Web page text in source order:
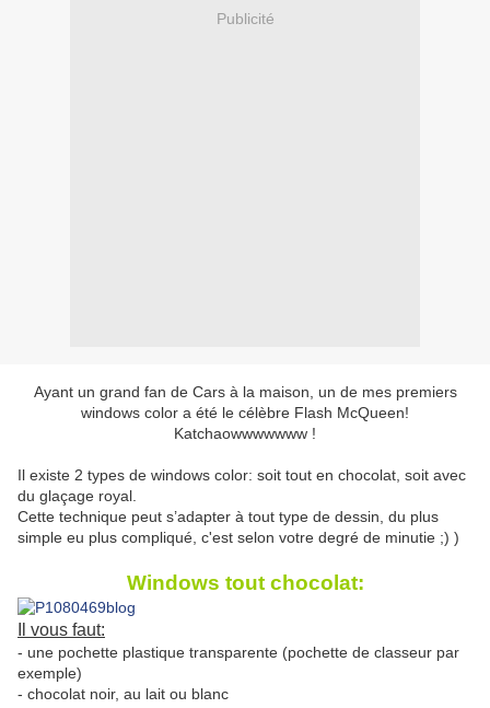
Publicité
Ayant un grand fan de Cars à la maison, un de mes premiers
windows color a été le célèbre Flash McQueen!
Katchaowwwwwww !
Il existe 2 types de windows color: soit tout en chocolat, soit avec
du glaçage royal.
Cette technique peut s’adapter à tout type de dessin, du plus
simple eu plus compliqué, c'est selon votre degré de minutie ;) )
Windows tout chocolat:
Il vous faut:
- une pochette plastique transparente (pochette de classeur par
exemple)
- chocolat noir, au lait ou blanc